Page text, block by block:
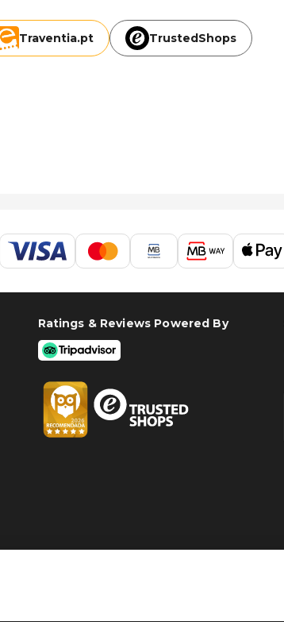
Traventia.pt TrustedShops
Ratings & Reviews Powered By